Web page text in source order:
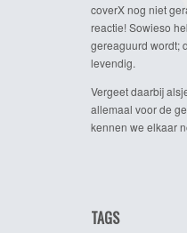
coverX nog niet
reactie! Sowieso
gereaguurd wordt;
levendig.
Vergeet daarbij
allemaal voor de
kennen we elkaar
TAGS